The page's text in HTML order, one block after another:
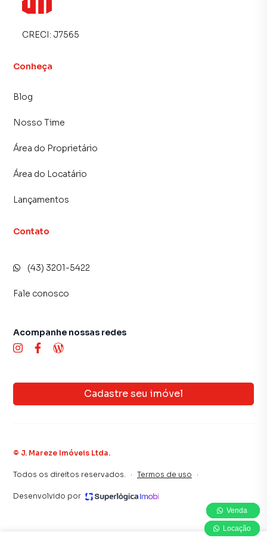
CRECI: J7565
Conheça
Blog
Nosso Time
Área do Proprietário
Área do Locatário
Lançamentos
Contato
(43) 3201-5422
Fale conosco
Cadastre seu imóvel
Acompanhe nossas redes
© J. Mareze Imóveis Ltda.
Todos os direitos reservados. · Termos de uso ·
Desenvolvido por
Venda
Locação
Venda
Locação
Venda
Locação